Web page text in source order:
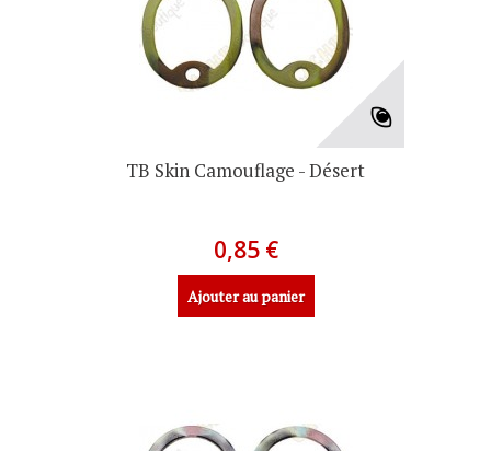
TB Skin Camouflage - Désert
0,85 €
Ajouter au panier